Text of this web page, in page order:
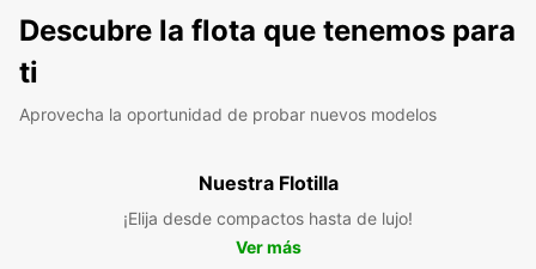
Descubre la flota que tenemos para
ti
Aprovecha la oportunidad de probar nuevos modelos
Nuestra Flotilla
¡Elija desde compactos hasta de lujo!
Ver más